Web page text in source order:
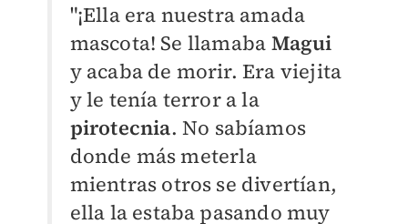
"¡Ella era nuestra amada
mascota! Se llamaba Magui
y acaba de morir. Era viejita
y le tenía terror a la
pirotecnia. No sabíamos
donde más meterla
mientras otros se divertían,
ella la estaba pasando muy